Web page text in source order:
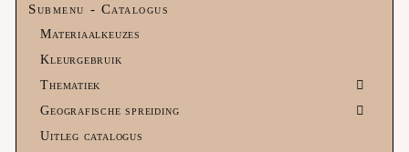
Submenu - Catalogus
Materiaalkeuzes
Kleurgebruik
Thematiek
Geografische spreiding
Uitleg catalogus